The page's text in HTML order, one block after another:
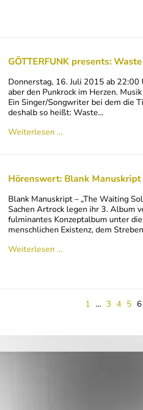
GÖTTERFUNK presents:
Donnerstag, 16. Juli 2015 ab
aber den Punkrock im Herzen.
Ein Singer/Songwriter bei dem die
deshalb so heißt: Waste…
Weiterlesen ...
Hörenswert: Blank
Blank Manuskript – „The Waiting
Sachen Artrock legen ihr 3. Album
fulminantes Konzeptalbum unter
menschlichen Existenz, dem
Weiterlesen ...
1 … 3 4 5 6